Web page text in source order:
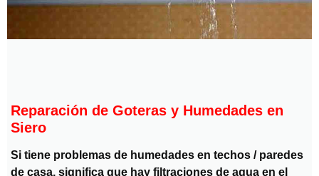
Reparación de Goteras y Humedades en
Siero
Si tiene problemas de humedades en techos / paredes
de casa, significa que hay filtraciones de agua en el